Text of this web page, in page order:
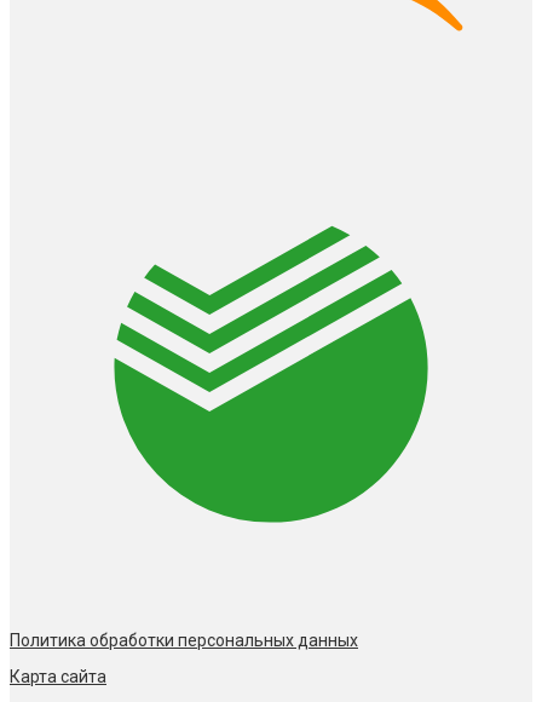
Политика обработки персональных данных
Карта сайта